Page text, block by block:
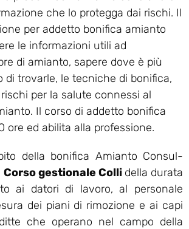
che lo protegga dai rischi. Il
per addetto bonifica amianto
le informazioni utili ad
di amianto, sapere dove è più
di trovarle, le tecniche di bonifica,
rischi per la salute connessi al
Il corso di addetto bonifica
ore ed abilita alla professione.
della bonifica Amianto Consul-
Corso gestionale Colli della durata
ai datori di lavoro, al personale
dei piani di rimozione e ai capi
che operano nel campo della